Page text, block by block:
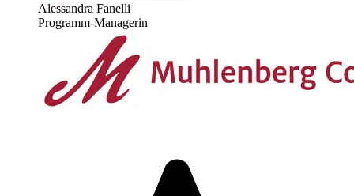
Alessandra Fanelli
Programm-Managerin